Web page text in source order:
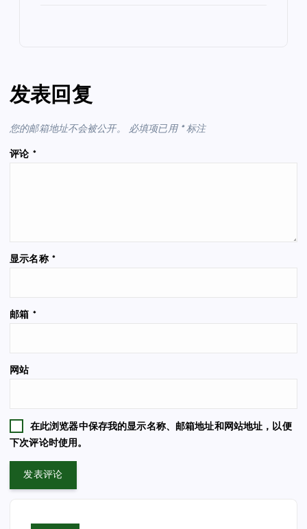
发表回复
您的邮箱地址不会被公开。 必填项已用 *标注
评论 *
显示名称 *
邮箱 *
网站
在此浏览器中保存我的显示名称、邮箱地址和网站地址，以便
下次评论时使用。